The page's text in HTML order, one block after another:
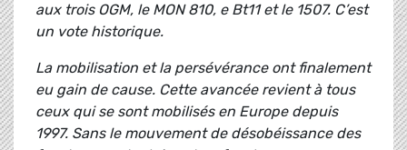
aux trois OGM, le MON 810, e Bt11 et le 1507. C’est
un vote historique.
La mobilisation et la persévérance ont finalement
eu gain de cause. Cette avancée revient à tous
ceux qui se sont mobilisés en Europe depuis
1997. Sans le mouvement de désobéissance des